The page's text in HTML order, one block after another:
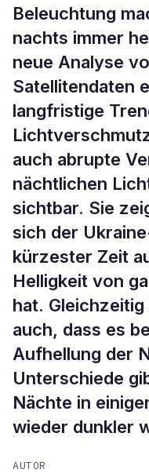
Beleuchtung
nachts immer
neue Analyse
Satellitendaten
langfristige
auch abrupte
nächtlichen
sichtbar. Sie
sich der
kürzester Zeit
Helligkeit von
hat.
auch, dass es
Aufhellung der
Unterschiede
Nächte in
wieder dunkler
AUTOR